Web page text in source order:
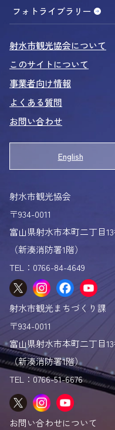
船から観光ガイド
射水のグルメ＆おみや
おいしいものカレンダー
カニ図鑑
エビ図鑑
いみずカニ物語
シロエビの秘密
里まちエリア
アクティビティinいみず
射水の曳山 3週間
射水の獅子舞
おまつりポスター
フォトスポットマップ
ロケ地マップ
射水市「と」
観光パンフレット
フォトライブラリー
射水市観光協会について
このサイトについて
事業者向け情報
よくある質問
お問い合わせ
English
射水市観光協会
〒934-0011
富山県射水市本町二丁目
（新湊消防署1階）
TEL：0766-84-4649
射水市観光まちづくり課
〒934-0011
富山県射水市本町二丁目
（新湊消防署1階）
TEL：0766-51-6676
お問い合わせについて